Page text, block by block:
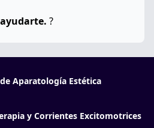
?
Aparatología Estética
y Corrientes Excitomotrices